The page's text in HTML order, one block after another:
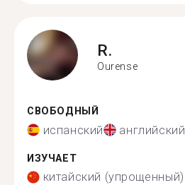
R.
Ourense
СВОБОДНЫЙ
испанский английский
ИЗУЧАЕТ
китайский (упрощенный)